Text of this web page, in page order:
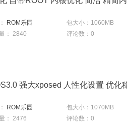
ROM乐园 包大小： 1060MB
： 2840 评论数： 0
ROM乐园 包大小： 1070MB
： 2476 评论数： 0